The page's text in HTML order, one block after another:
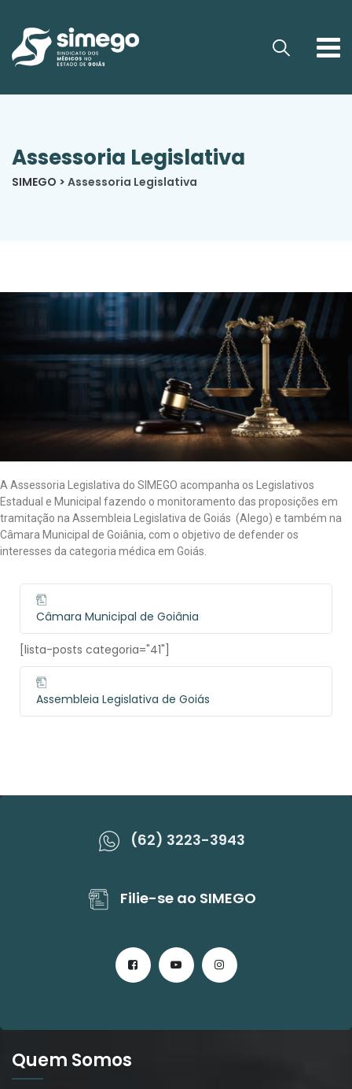
Assessoria Legislativa
SIMEGO > Assessoria Legislativa
A Assessoria Legislativa do SIMEGO acompanha os Legislativos
Estadual e Municipal fazendo o monitoramento das proposições em
tramitação na Assembleia Legislativa de Goiás (Alego) e também na
Câmara Municipal de Goiânia, com o objetivo de defender os
interesses da categoria médica em Goiás.
Câmara Municipal de Goiânia
[lista-posts categoria="41"]
Assembleia Legislativa de Goiás
(62) 3223-3943
Filie-se ao SIMEGO
Quem Somos